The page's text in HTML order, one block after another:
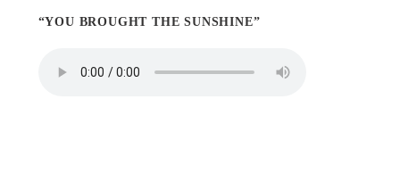
“YOU BROUGHT THE SUNSHINE”